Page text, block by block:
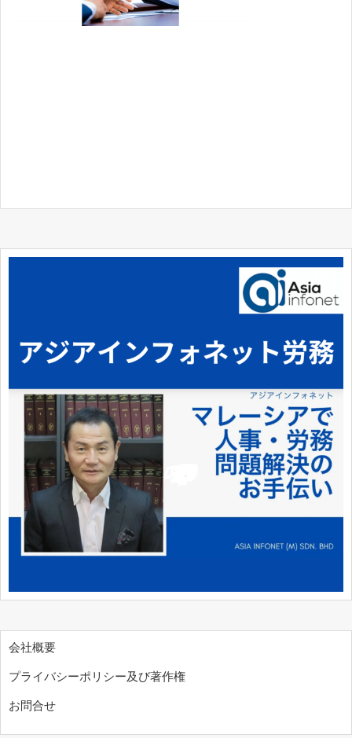
会社概要
プライバシーポリシー及び著作権
お問合せ